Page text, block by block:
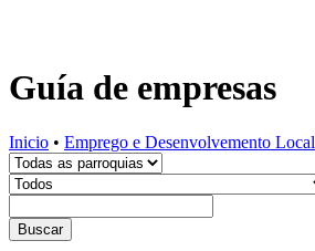
Guía de empresas
Inicio • Emprego e Desenvolvemento Local
Buscar